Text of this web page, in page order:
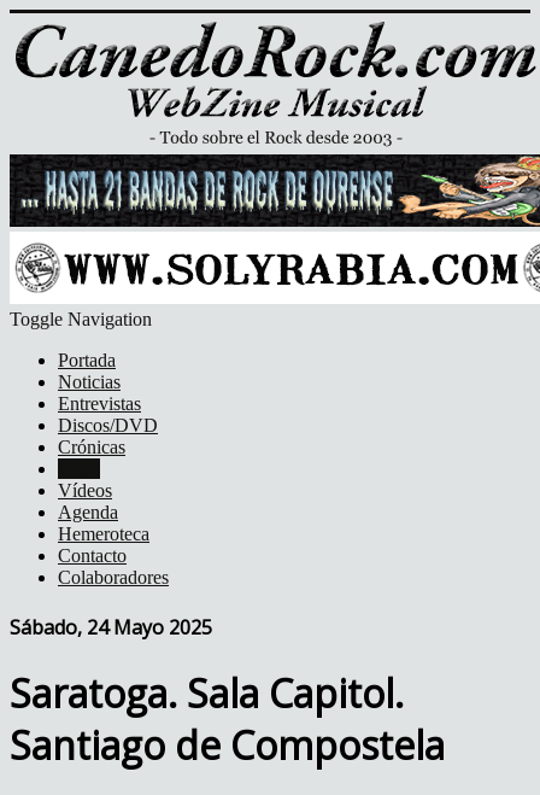
Toggle Navigation
Portada
Noticias
Entrevistas
Discos/DVD
Crónicas
Vídeos
Agenda
Hemeroteca
Contacto
Colaboradores
Sábado, 24 Mayo 2025
Saratoga. Sala Capitol.
Santiago de Compostela